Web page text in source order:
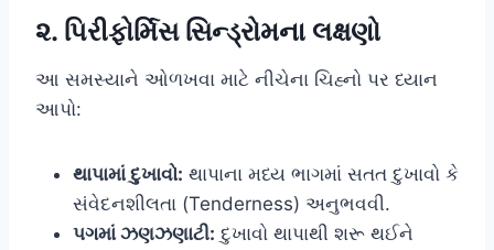
૨. પિરીફોર્મિસ સિન્ડ્રોમના લક્ષણો
આ સમસ્યાને ઓળખવા માટે નીચેના ચિહ્નો પર ધ્યાન
આપો:
થાપામાં દુખાવો: થાપાના મધ્ય ભાગમાં સતત દુખાવો કે
સંવેદનશીલતા (Tenderness) અનુભવવી.
પગમાં ઝણઝણાટી: દુખાવો થાપાથી શરૂ થઈને